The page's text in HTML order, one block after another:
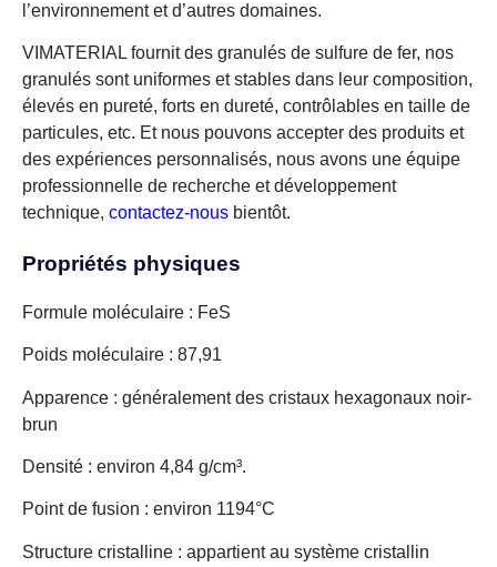
l’environnement et d’autres domaines.
VIMATERIAL fournit des granulés de sulfure de fer, nos
granulés sont uniformes et stables dans leur composition,
élevés en pureté, forts en dureté, contrôlables en taille de
particules, etc. Et nous pouvons accepter des produits et
des expériences personnalisés, nous avons une équipe
professionnelle de recherche et développement
technique, contactez-nous bientôt.
Propriétés physiques
Formule moléculaire : FeS
Poids moléculaire : 87,91
Apparence : généralement des cristaux hexagonaux noir-
brun
Densité : environ 4,84 g/cm³.
Point de fusion : environ 1194°C
Structure cristalline : appartient au système cristallin